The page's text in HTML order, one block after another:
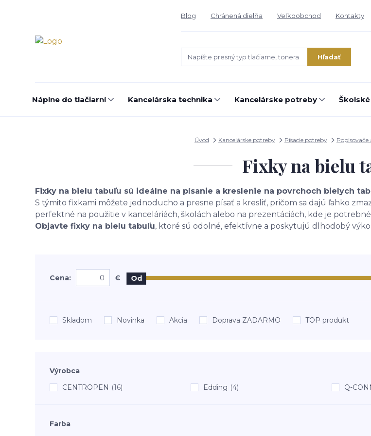
Blog Chránená dielňa Veľkoobchod Kontakty
Hľadať
Náplne do tlačiarní Kancelárska technika Kancelárske potreby
Úvod Kancelárske potreby Písacie potreby Popisovače
Fixky na bielu
Fixky na bielu tabuľu sú ideálne na písanie a kreslenie na povrchoch bielych
S týmito fixkami môžete jednoducho a presne písať a kresliť, pričom sa dajú ľahko
perfektné na použitie v kanceláriách, školách alebo na prezentáciách, kde je
Objavte fixky na bielu tabuľu, ktoré sú odolné, efektívne a poskytujú dlhodobý
Cena: € Od
Skladom Novinka Akcia Doprava ZADARMO TOP produkt
Výrobca
CENTROPEN (16) Edding (4) Q-
Farba